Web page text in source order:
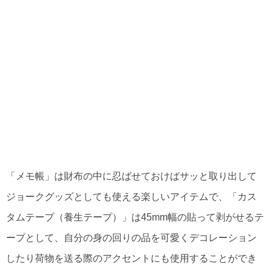
「メモ帳」は財布の中に忍ばせておけばサッと取り出して
ジョークグッズとしても使える楽しいアイテムで、「カス
タムテープ（養生テープ）」は45mm幅の貼って剥がせるテ
ープとして、自分の身の回りの品を可愛くデコレーション
したり荷物を送る際のアクセントにも使用することができ